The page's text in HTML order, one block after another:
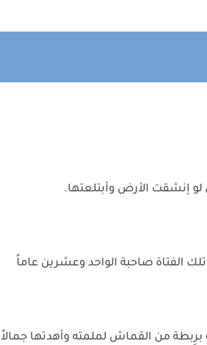
إنشقت الأرض وأبتلعتها.
الفتاة صاحبة الواحد وعشرين عاماً
من القماش لملمته وأهدتها جمالاً